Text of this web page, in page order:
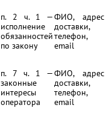
п. 2 ч. 1 —
исполнение
обязанностей
по закону
ФИО, адрес
доставки,
телефон,
email
п. 7 ч. 1 —
законные
интересы
оператора
ФИО, адрес
доставки,
телефон,
email